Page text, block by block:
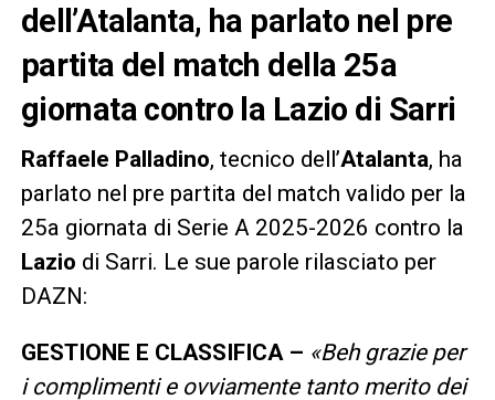
dell’Atalanta, ha parlato nel pre
partita del match della 25a
giornata contro la Lazio di Sarri
Raffaele Palladino, tecnico dell’Atalanta, ha
parlato nel pre partita del match valido per la
25a giornata di Serie A 2025-2026 contro la
Lazio di Sarri. Le sue parole rilasciato per
DAZN:
GESTIONE E CLASSIFICA – «Beh grazie per
i complimenti e ovviamente tanto merito dei